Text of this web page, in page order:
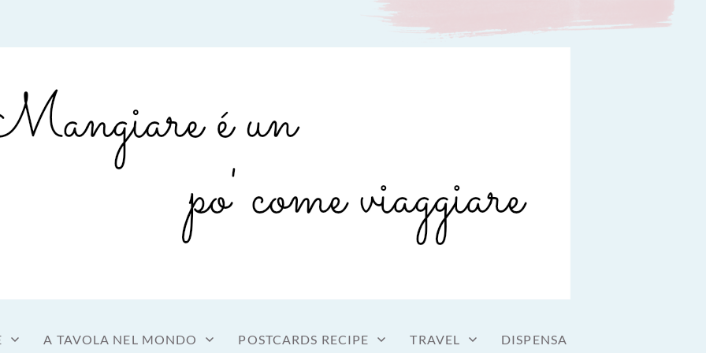
A TAVOLA NEL MONDO POSTCARDS RECIPE TRAVEL DISPENSA